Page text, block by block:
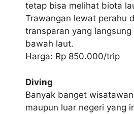
tetap bisa melihat biota
Trawangan lewat perahu
transparan yang
bawah laut.
Harga: Rp 850.000/trip
Diving
Banyak banget
maupun luar negeri yang